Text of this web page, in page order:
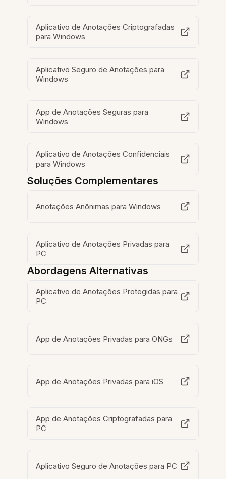
Aplicativo de Anotações Criptografadas
para Windows
Aplicativo Seguro de Anotações para
Windows
App de Anotações Seguras para
Windows
Aplicativo de Anotações Confidenciais
para Windows
Soluções Complementares
Anotações Anônimas para Windows
Aplicativo de Anotações Privadas para
PC
Abordagens Alternativas
Aplicativo de Anotações Protegidas para
PC
App de Anotações Privadas para ONGs
App de Anotações Privadas para iOS
App de Anotações Criptografadas para
PC
Aplicativo Seguro de Anotações para PC